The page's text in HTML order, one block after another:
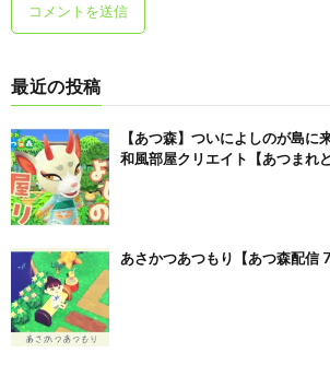
最近の投稿
【あつ森】ついによしのが島に
和風部屋クリエイト【あつまれ
あさかつあつもり【あつ森配信